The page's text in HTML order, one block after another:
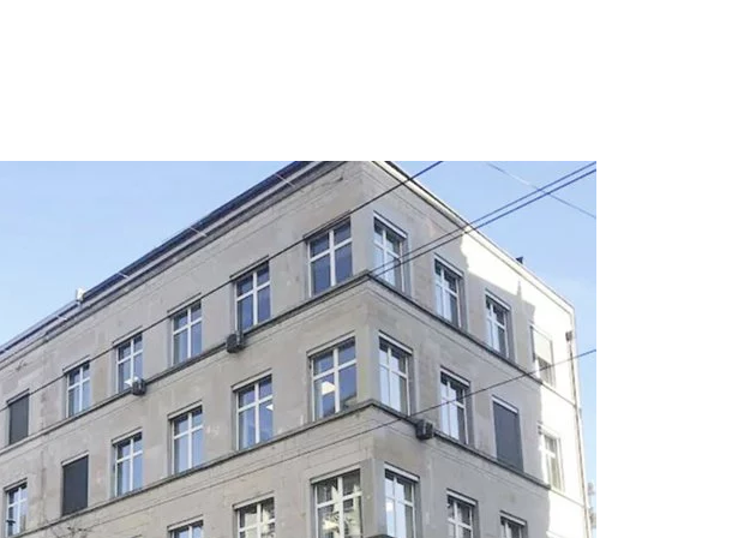
en maîtrise d'ouvrage
immobilier
aux entreprises
de nous
chez nous